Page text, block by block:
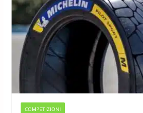
COMPETIZIONI